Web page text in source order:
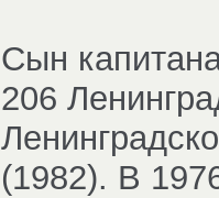
Сын
206
(1982). В